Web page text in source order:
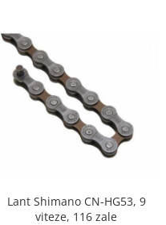
Lant Shimano CN-HG53, 9
viteze, 116 zale